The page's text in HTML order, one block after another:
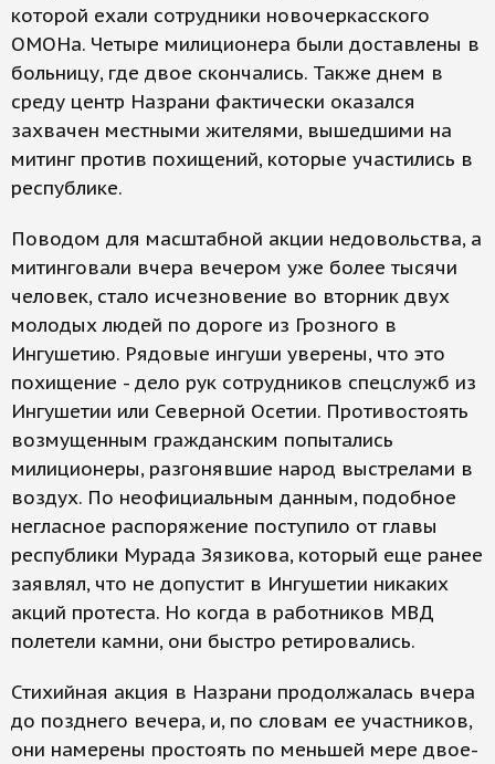
которой ехали сотрудники новочеркасского
ОМОНа. Четыре милиционера были доставлены в
больницу, где двое скончались. Также днем в
среду центр Назрани фактически оказался
захвачен местными жителями, вышедшими на
митинг против похищений, которые участились в
республике.
Поводом для масштабной акции недовольства, а
митинговали вчера вечером уже более тысячи
человек, стало исчезновение во вторник двух
молодых людей по дороге из Грозного в
Ингушетию. Рядовые ингуши уверены, что это
похищение - дело рук сотрудников спецслужб из
Ингушетии или Северной Осетии. Противостоять
возмущенным гражданским попытались
милиционеры, разгонявшие народ выстрелами в
воздух. По неофициальным данным, подобное
негласное распоряжение поступило от главы
республики Мурада Зязикова, который еще ранее
заявлял, что не допустит в Ингушетии никаких
акций протеста. Но когда в работников МВД
полетели камни, они быстро ретировались.
Стихийная акция в Назрани продолжалась вчера
до позднего вечера, и, по словам ее участников,
они намерены простоять по меньшей мере двое-